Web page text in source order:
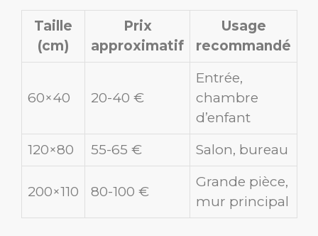
Taille
(cm)
Prix
approximatif
Usage
recommandé
60×40 20-40 €
Entrée,
chambre
d’enfant
120×80
55-65 € Salon, bureau
200×110 80-100 €
Grande pièce,
mur principal